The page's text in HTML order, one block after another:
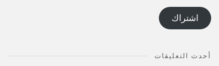
الإلكتروني
اشتراك
أحدث التعليقات